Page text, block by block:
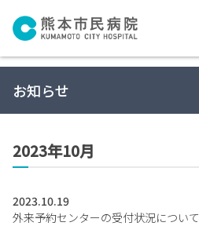
お知らせ
2023年10月
2023.10.19
外来予約センターの受付状況について